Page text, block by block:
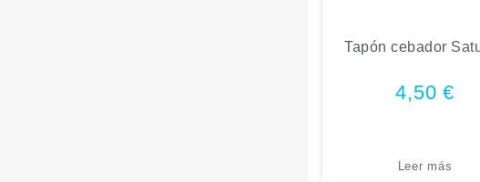
Tapón cebador
Creta,
(repuesto)
4,50 €
Leer más